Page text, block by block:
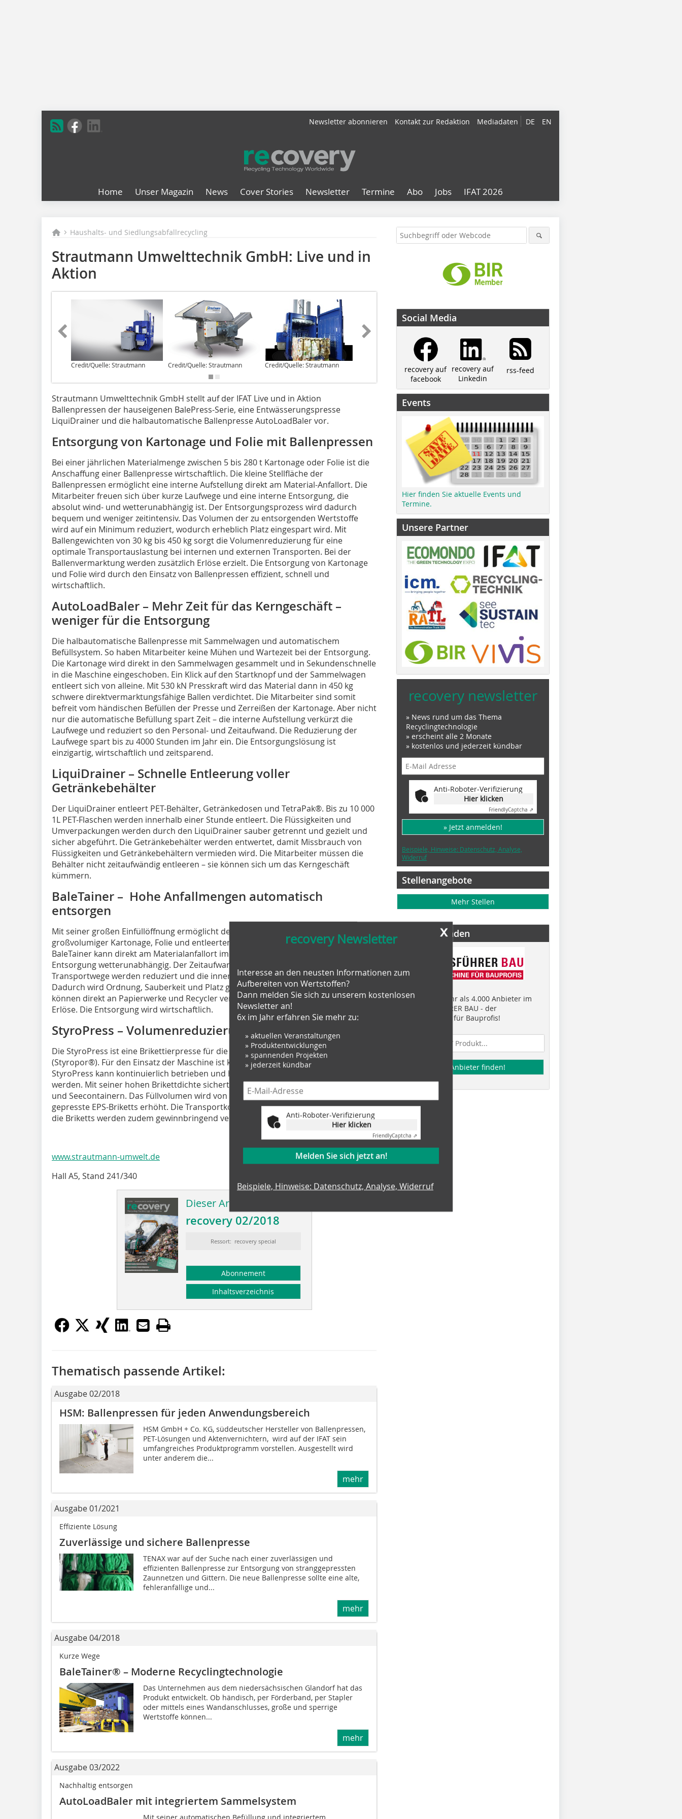
DE EN
Newsletter abonnieren Kontakt zur Redaktion Mediadaten
Home Unser Magazin News Cover Stories Newsletter Termine Abo Jobs IFAT 2026
Haushalts- und Siedlungsabfallrecycling
Strautmann Umwelttechnik GmbH: Live und in
Aktion
Credit/Quelle: Strautmann Credit/Quelle: Strautmann Credit/Quelle: Strautmann
Strautmann Umwelttechnik GmbH stellt auf der IFAT Live und in Aktion
Ballenpressen der hauseigenen BalePress-Serie, eine Entwässerungspresse
LiquiDrainer und die halbautomatische Ballenpresse AutoLoadBaler vor.
Entsorgung von Kartonage und Folie mit Ballenpressen
Bei einer jährlichen Materialmenge zwischen 5 bis 280 t Kartonage oder Folie ist die
Anschaffung einer Ballenpresse wirtschaftlich. Die kleine Stellfläche der
Ballenpressen ermöglicht eine interne Aufstellung direkt am Material-Anfallort. Die
Mitarbeiter freuen sich über kurze Laufwege und eine interne Entsorgung, die
absolut wind- und wetterunabhängig ist. Der Entsorgungsprozess wird dadurch
bequem und weniger zeitintensiv. Das Volumen der zu entsorgenden Wertstoffe
wird auf ein Minimum reduziert, wodurch erheblich Platz eingespart wird. Mit
Ballengewichten von 30 kg bis 450 kg sorgt die Volumenreduzierung für eine
optimale Transportauslastung bei internen und externen Transporten. Bei der
Ballenvermarktung werden zusätzlich Erlöse erzielt. Die Entsorgung von Kartonage
und Folie wird durch den Einsatz von Ballenpressen effizient, schnell und
wirtschaftlich.
AutoLoadBaler – Mehr Zeit für das Kerngeschäft –
weniger für die Entsorgung
Die halbautomatische Ballenpresse mit Sammelwagen und automatischem
Befüllsystem. So haben Mitarbeiter keine Mühen und Wartezeit bei der Entsorgung.
Die Kartonage wird direkt in den Sammelwagen gesammelt und in Sekundenschnelle
in die Maschine eingeschoben. Ein Klick auf den Startknopf und der Sammelwagen
entleert sich von alleine. Mit 530 kN Presskraft wird das Material dann in 450 kg
schwere direktvermarktungsfähige Ballen verdichtet. Die Mitarbeiter sind somit
befreit vom händischen Befüllen der Presse und Zerreißen der Kartonage. Aber nicht
nur die automatische Befüllung spart Zeit – die interne Aufstellung verkürzt die
Laufwege und reduziert so den Personal- und Zeitaufwand. Die Reduzierung der
Laufwege spart bis zu 4000 Stunden im Jahr ein. Die Entsorgungslösung ist
einzigartig, wirtschaftlich und zeitsparend.
LiquiDrainer – Schnelle Entleerung voller
Getränkebehälter
Der LiquiDrainer entleert PET-Behälter, Getränkedosen und TetraPak®. Bis zu 10 000
1L PET-Flaschen werden innerhalb einer Stunde entleert. Die Flüssigkeiten und
Umverpackungen werden durch den LiquiDrainer sauber getrennt und gezielt und
sicher abgeführt. Die Getränkebehälter werden entwertet, damit Missbrauch von
Flüssigkeiten und Getränkebehältern vermieden wird. Die Mitarbeiter müssen die
Behälter nicht zeitaufwändig entleeren – sie können sich um das Kerngeschäft
kümmern.
BaleTainer – Hohe Anfallmengen automatisch
entsorgen
Mit seiner großen Einfüllöffnung ermöglicht der BaleTainer einen leichten Einwurf
großvolumiger Kartonage, Folie und entleerten PET-Flaschen. Der kompakte
BaleTainer kann direkt am Materialanfallort im Betrieb aufgestellt werden, so ist die
Entsorgung wetterunabhängig. Der Zeitaufwand und die Kosten für lange
Transportwege werden reduziert und die innerbetriebliche Logistik wird verbessert.
Dadurch wird Ordnung, Sauberkeit und Platz geschaffen. Die BaleTainer Ballen
können direkt an Papierwerke und Recycler verkauft werden und erzielen höchste
Erlöse. Die Entsorgung wird wirtschaftlich.
StyroPress – Volumenreduzierung bis 97%
Die StyroPress ist eine Brikettierpresse für die Volumenreduzierung von losem EPS
(Styropor®). Für den Einsatz der Maschine ist kein Bedienpersonal erforderlich. Die
StyroPress kann kontinuierlich betrieben und händisch oder automatisch befüllt
werden. Mit seiner hohen Brikettdichte sichert sie eine volle Auslastung von LKW-
und Seecontainern. Das Füllvolumen wird von ca. 800 kg losem EPS auf 24 t
gepresste EPS-Briketts erhöht. Die Transportkosten werden drastisch gesenkt und
die Briketts werden zudem gewinnbringend verkauft.
www.strautmann-umwelt.de
Hall A5, Stand 241/340
Dieser Artikel erschien in
recovery 02/2018
Ressort: recovery special
Abonnement
Inhaltsverzeichnis
x
recovery Newsletter
Interesse an den neusten Informationen zum
Aufbereiten von Wertstoffen?
Dann melden Sie sich zu unserem kostenlosen
Newsletter an!
6x im Jahr erfahren Sie mehr zu:
» aktuellen Veranstaltungen
» Produktentwicklungen
» spannenden Projekten
» jederzeit kündbar
Anti-Roboter-Verifizierung
Hier klicken
FriendlyCaptcha ⇗
Melden Sie sich jetzt an!
Beispiele, Hinweise: Datenschutz, Analyse, Widerruf
Thematisch passende Artikel:
Ausgabe 02/2018
HSM: Ballenpressen für jeden Anwendungsbereich
HSM GmbH + Co. KG, süddeutscher Hersteller von Ballenpressen,
PET-Lösungen und Aktenvernichtern, wird auf der IFAT sein
umfangreiches Produktprogramm vorstellen. Ausgestellt wird
unter anderem die...
mehr
Ausgabe 01/2021
Effiziente Lösung
Zuverlässige und sichere Ballenpresse
TENAX war auf der Suche nach einer zuverlässigen und
effizienten Ballenpresse zur Entsorgung von stranggepressten
Zaunnetzen und Gittern. Die neue Ballenpresse sollte eine alte,
fehleranfällige und...
mehr
Ausgabe 04/2018
Kurze Wege
BaleTainer® – Moderne Recyclingtechnologie
Das Unternehmen aus dem niedersächsischen Glandorf hat das
Produkt entwickelt. Ob händisch, per Förderband, per Stapler
oder mittels eines Wandanschlusses, große und sperrige
Wertstoffe können...
mehr
Ausgabe 03/2022
Nachhaltig entsorgen
AutoLoadBaler mit integriertem Sammelsystem
Social Media
recovery auf
facebook
recovery auf
Linkedin
rss-feed
Events
Hier finden Sie aktuelle Events und
Termine.
Unsere Partner
recovery newsletter
» News rund um das Thema
Recyclingtechnologie
» erscheint alle 2 Monate
» kostenlos und jederzeit kündbar
Anti-Roboter-Verifizierung
Hier klicken
FriendlyCaptcha ⇗
» Jetzt anmelden!
Beispiele, Hinweise: Datenschutz, Analyse,
Widerruf
Stellenangebote
Mehr Stellen
Anbieter finden
Finden Sie mehr als 4.000 Anbieter im
EINKAUFSFÜHRER BAU - der
Suchmaschine für Bauprofis!
Anbieter finden!